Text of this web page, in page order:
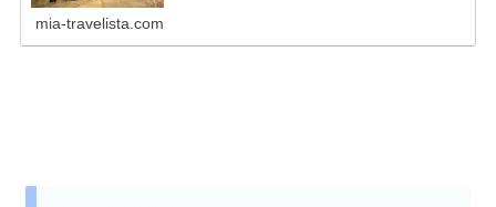
mia-travelista.com